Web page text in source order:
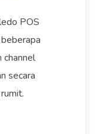
POS
channel
secara